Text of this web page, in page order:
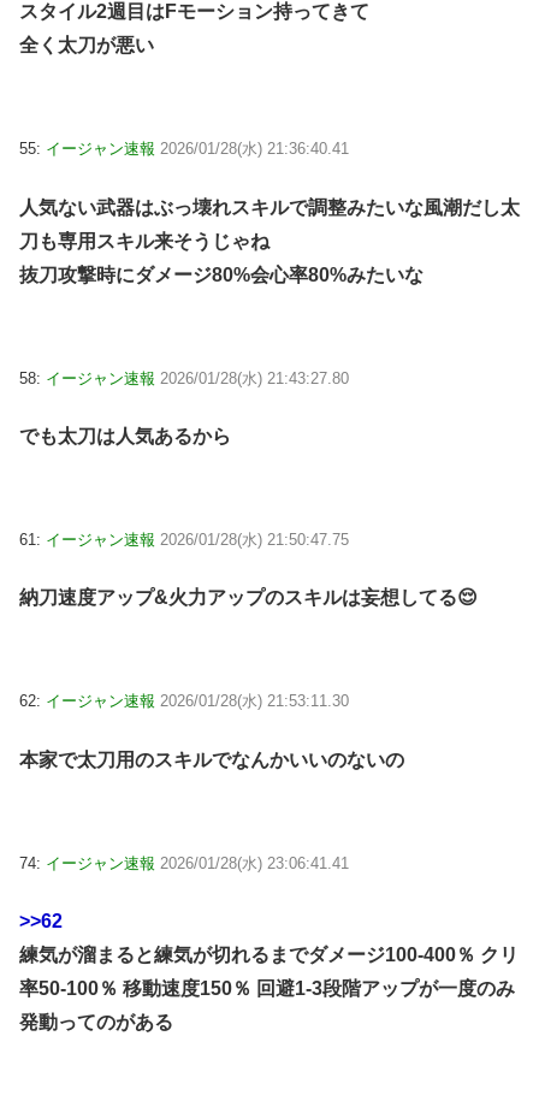
スタイル2週目はFモーション持ってきて
全く太刀が悪い
55: イージャン速報 2026/01/28(水) 21:36:40.41
人気ない武器はぶっ壊れスキルで調整みたいな風潮だし太
刀も専用スキル来そうじゃね
抜刀攻撃時にダメージ80%会心率80%みたいな
58: イージャン速報 2026/01/28(水) 21:43:27.80
でも太刀は人気あるから
61: イージャン速報 2026/01/28(水) 21:50:47.75
納刀速度アップ&火力アップのスキルは妄想してる😌
62: イージャン速報 2026/01/28(水) 21:53:11.30
本家で太刀用のスキルでなんかいいのないの
74: イージャン速報 2026/01/28(水) 23:06:41.41
>>62
練気が溜まると練気が切れるまでダメージ100-400％ クリ
率50-100％ 移動速度150％ 回避1-3段階アップが一度のみ
発動ってのがある